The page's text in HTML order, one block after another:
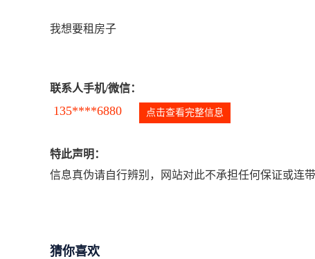
我想要租房子
联系人手机/微信：
135****6880 点击查看完整信息
特此声明：
信息真伪请自行辨别，网站对此不承担任何保证或连
猜你喜欢